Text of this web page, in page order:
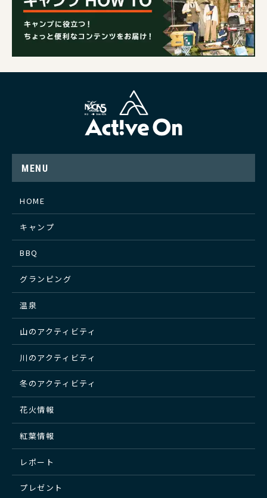
MENU
HOME
キャンプ
BBQ
グランピング
温泉
山のアクティビティ
川のアクティビティ
冬のアクティビティ
花火情報
紅葉情報
レポート
プレゼント